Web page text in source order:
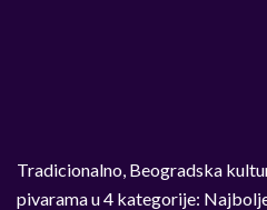
Tradicionalno, Beogradska
pivarama u 4 kategorije: